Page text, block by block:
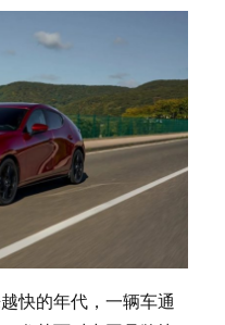
快的年代，一辆车通